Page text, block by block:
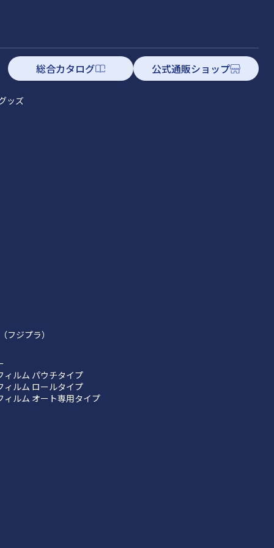
総合カタログ 公式通販ショップ
ッズ
フジプラ）
ィルム パウチタイプ
ィルム ロールタイプ
ィルム オート専用タイプ